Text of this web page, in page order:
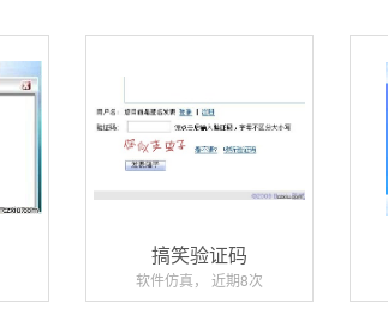
搞笑验证码
软件仿真， 近期8次